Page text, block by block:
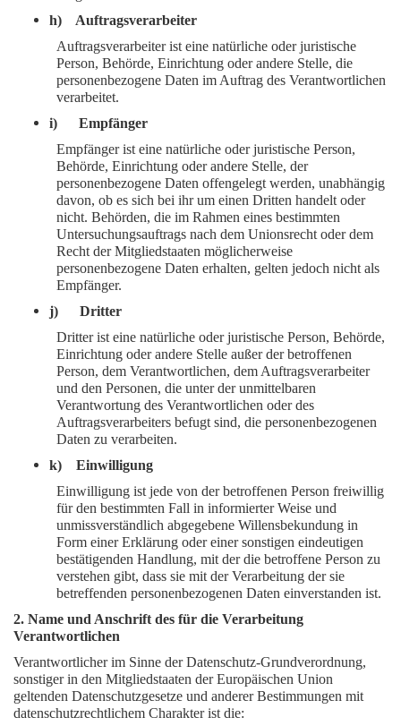
h) Auftragsverarbeiter
Auftragsverarbeiter ist eine natürliche oder juristische
Person, Behörde, Einrichtung oder andere Stelle, die
personenbezogene Daten im Auftrag des Verantwortlichen
verarbeitet.
i) Empfänger
Empfänger ist eine natürliche oder juristische Person,
Behörde, Einrichtung oder andere Stelle, der
personenbezogene Daten offengelegt werden, unabhängig
davon, ob es sich bei ihr um einen Dritten handelt oder
nicht. Behörden, die im Rahmen eines bestimmten
Untersuchungsauftrags nach dem Unionsrecht oder dem
Recht der Mitgliedstaaten möglicherweise
personenbezogene Daten erhalten, gelten jedoch nicht als
Empfänger.
j) Dritter
Dritter ist eine natürliche oder juristische Person, Behörde,
Einrichtung oder andere Stelle außer der betroffenen
Person, dem Verantwortlichen, dem Auftragsverarbeiter
und den Personen, die unter der unmittelbaren
Verantwortung des Verantwortlichen oder des
Auftragsverarbeiters befugt sind, die personenbezogenen
Daten zu verarbeiten.
k) Einwilligung
Einwilligung ist jede von der betroffenen Person freiwillig
für den bestimmten Fall in informierter Weise und
unmissverständlich abgegebene Willensbekundung in
Form einer Erklärung oder einer sonstigen eindeutigen
bestätigenden Handlung, mit der die betroffene Person zu
verstehen gibt, dass sie mit der Verarbeitung der sie
betreffenden personenbezogenen Daten einverstanden ist.
2. Name und Anschrift des für die Verarbeitung
Verantwortlichen
Verantwortlicher im Sinne der Datenschutz-Grundverordnung,
sonstiger in den Mitgliedstaaten der Europäischen Union
geltenden Datenschutzgesetze und anderer Bestimmungen mit
datenschutzrechtlichem Charakter ist die: